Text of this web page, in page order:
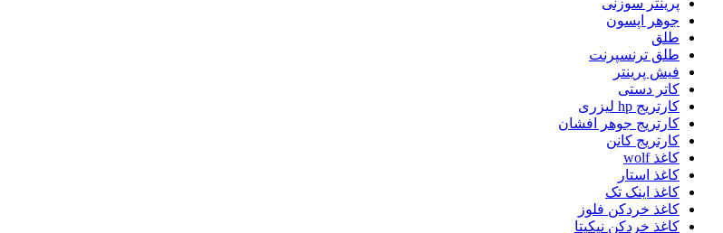
پرینتر سوزنی
جوهر اپسون
طلق
طلق ترنسپرنت
فیش پرینتر
کاتر دستی
کارتریج hp لیزری
کارتریج جوهر افشان
کارتریج کانن
کاغذ wolf
کاغذ استار
کاغذ اینک تک
کاغذ خردکن فلوز
کاغذ خردکن نیکیتا